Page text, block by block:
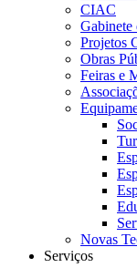
CIAC
Gabinete
Projetos
Obras
Feiras e
Novas
Serviços